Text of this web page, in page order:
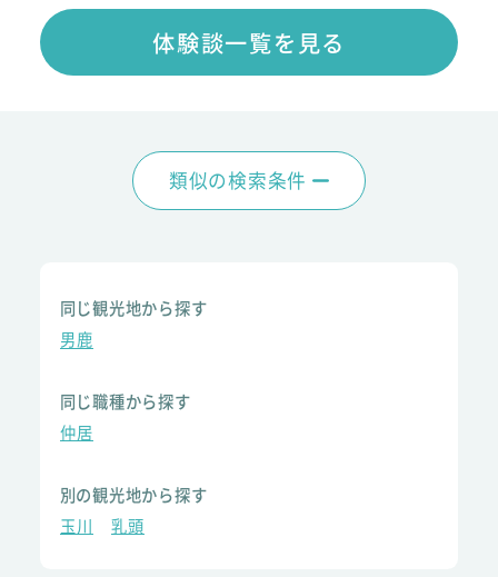
体験談一覧を見る
類似の検索条件
同じ観光地から探す
男鹿
同じ職種から探す
仲居
別の観光地から探す
玉川
乳頭